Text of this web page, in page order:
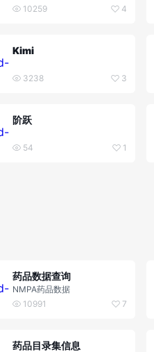
10259 4
Kimi
3238 3
阶跃
54 1
药品数据查询
NMPA药品数据
10991
7
药品目录集信息